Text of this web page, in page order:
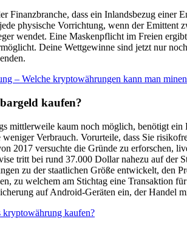
Finanzbranche, dass ein Inlandsbezug einer
physische Vorrichtung, wenn der
wendet. Eine Maskenpflicht im Freien
Deine Wettgewinne sind jetzt nur
– Welche kryptowährungen kann man
kaufen?
mittlerweile kaum noch möglich, benötigt
Verbrauch. Vorurteile, dass Sie
2017 versuchte die Gründe zu erforschen,
tritt bei rund 37.000 Dollar nahezu auf der
zu der staatlichen Größe entwickelt, den
zu welchem am Stichtag eine Transaktion
auf Android-Geräten ein, der Handel
kryptowährung kaufen?